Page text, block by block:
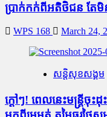
ប្រាក់កក់ពីអតិថិជន តែ
WPS 168 March 24,
សន្តិសុខសង្គម
ក្តៅៗ! ពេលនេះមន្រ្តីចុះ